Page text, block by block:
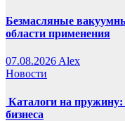
Безмасляные
области применения
07.08.2026Alex
Новости
Каталоги на
бизнеса